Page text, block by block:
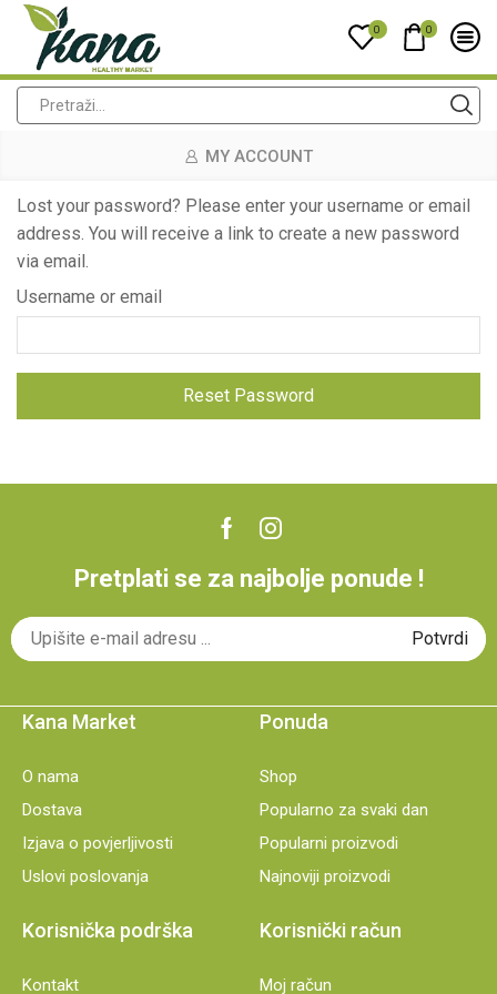
0 0
MY ACCOUNT
Lost your password? Please enter your username or email
address. You will receive a link to create a new password
via email.
Username or email
Reset Password
Pretplati se za najbolje ponude !
Kana Market
O nama
Dostava
Izjava o povjerljivosti
Uslovi poslovanja
Ponuda
Shop
Popularno za svaki dan
Popularni proizvodi
Najnoviji proizvodi
Korisnička podrška
Kontakt
Korisnički račun
Moj račun